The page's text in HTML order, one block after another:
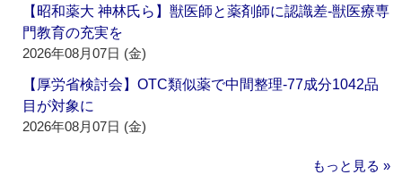
【昭和薬大 神林氏ら】獣医師と薬剤師に認識差‐獣医療専
門教育の充実を
2026年08月07日 (金)
【厚労省検討会】OTC類似薬で中間整理‐77成分1042品
目が対象に
2026年08月07日 (金)
もっと見る »